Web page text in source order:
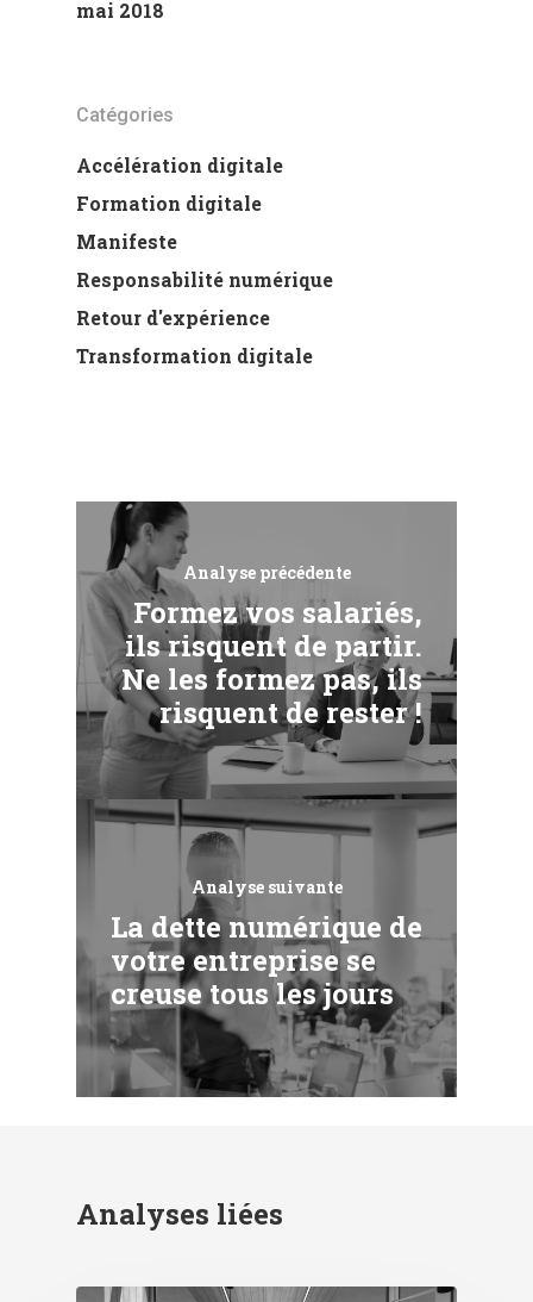
mai 2018
Catégories
Accélération digitale
Formation digitale
Manifeste
Responsabilité numérique
Retour d'expérience
Transformation digitale
Analyse précédente
Formez vos salariés,
ils risquent de partir.
Ne les formez pas, ils
risquent de rester !
Analyse suivante
La dette numérique de
votre entreprise se
creuse tous les jours
Analyses liées